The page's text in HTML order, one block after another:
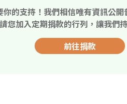
你的支持！我們相信唯有資訊公
您加入定期捐款的行列，讓我們
前往捐款